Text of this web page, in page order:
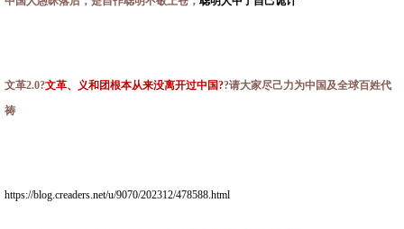
文革2.0?文革、义和团根本从来没离开过中国??请大家尽己力为中国及全球百姓代
祷
https://blog.creaders.net/u/9070/202312/478588.html